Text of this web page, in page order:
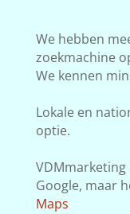
We hebben
zoekmachine
We kennen
Lokale en
optie.
Google, maar
Maps